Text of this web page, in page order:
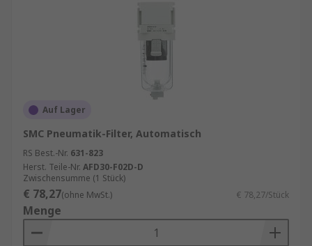
Auf Lager
SMC Pneumatik-Filter, Automatisch
RS Best.-Nr. 631-823
Herst. Teile-Nr. AFD30-F02D-D
Zwischensumme (1 Stück)
€ 78,27(ohne MwSt.) € 78,27/Stück
Menge